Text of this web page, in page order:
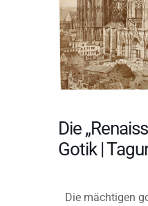
Die
Gotik |
Die mächtigen